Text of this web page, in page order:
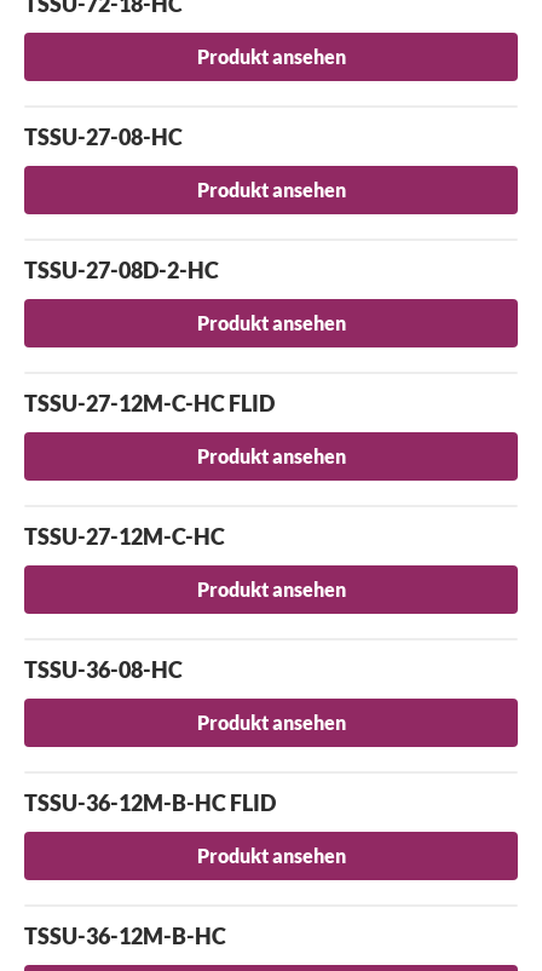
Produkt ansehen
TSSU-27-08-HC
Produkt ansehen
TSSU-27-08D-2-HC
Produkt ansehen
TSSU-27-12M-C-HC FLID
Produkt ansehen
TSSU-27-12M-C-HC
Produkt ansehen
TSSU-36-08-HC
Produkt ansehen
TSSU-36-12M-B-HC FLID
Produkt ansehen
TSSU-36-12M-B-HC